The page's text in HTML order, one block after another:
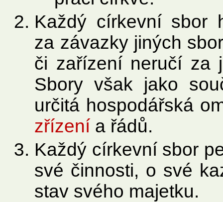
Každý církevní sbor
za závazky jiných
či zařízení neručí za
Sbory však jako
určitá hospodářská
zřízení a řádů.
Každý církevní sbor
své činnosti, o své
stav svého majetku.